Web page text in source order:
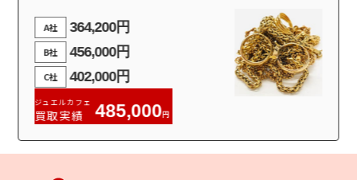
A社 364,200円
B社 456,000円
C社 402,000円
ジュエルカフェ
買取実績 485,000 円